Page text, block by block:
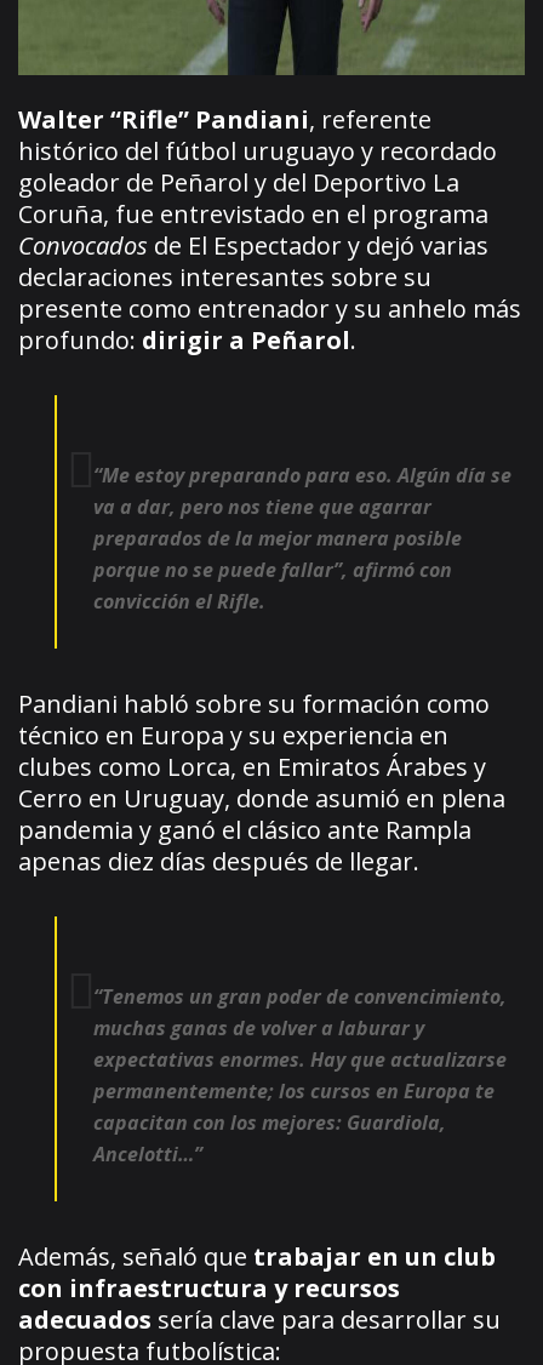
Walter “Rifle” Pandiani, referente
histórico del fútbol uruguayo y recordado
goleador de Peñarol y del Deportivo La
Coruña, fue entrevistado en el programa
Convocados de El Espectador y dejó varias
declaraciones interesantes sobre su
presente como entrenador y su anhelo más
profundo: dirigir a Peñarol.
“Me estoy preparando para eso. Algún día se
va a dar, pero nos tiene que agarrar
preparados de la mejor manera posible
porque no se puede fallar”, afirmó con
convicción el Rifle.
Pandiani habló sobre su formación como
técnico en Europa y su experiencia en
clubes como Lorca, en Emiratos Árabes y
Cerro en Uruguay, donde asumió en plena
pandemia y ganó el clásico ante Rampla
apenas diez días después de llegar.
“Tenemos un gran poder de convencimiento,
muchas ganas de volver a laburar y
expectativas enormes. Hay que actualizarse
permanentemente; los cursos en Europa te
capacitan con los mejores: Guardiola,
Ancelotti…”
Además, señaló que trabajar en un club
con infraestructura y recursos
adecuados sería clave para desarrollar su
propuesta futbolística: